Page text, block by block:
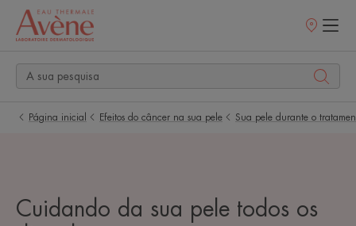
Pontos
Página inicial Efeitos do câncer na sua pele Sua pele durante o
Cuidando da sua pele todos os